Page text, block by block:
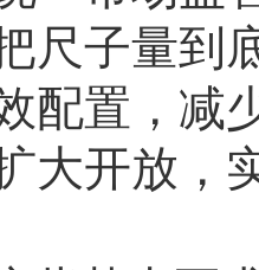
尺子量到
配置，减
大开放，